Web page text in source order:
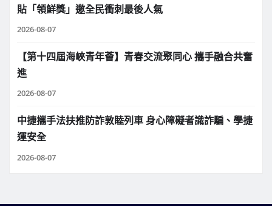
貼「領鮮獎」邀全民衝刺最後人氣
2026-08-07
【第十四屆海峽青年薈】青春交流聚同心 攜手融合共奮
進
2026-08-07
中捷攜手法扶推防詐敦睦列車 身心障礙者識詐騙、學捷
運安全
2026-08-07